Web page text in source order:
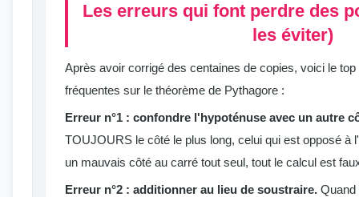
Les erreurs qui font perdre des
les éviter)
Après avoir corrigé des centaines de copies, voici le
fréquentes sur le théorème de Pythagore :
Erreur n°1 : confondre l'hypoténuse avec un autre
TOUJOURS le côté le plus long, celui qui est opposé à
un mauvais côté au carré tout seul, tout le calcul est
Erreur n°2 : additionner au lieu de soustraire. Quand